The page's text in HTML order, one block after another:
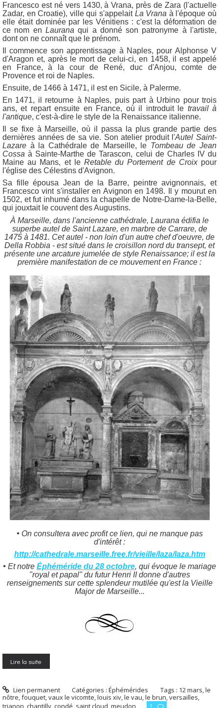
Francesco est né vers 1430, à Vrana, près de Zara (l'actuelle
Zadar, en Croatie), ville qui s'appelait La Vrana à l'époque où
elle était dominée par les Vénitiens : c'est la déformation de
ce nom en Laurana qui a donné son patronyme à l'artiste,
dont on ne connaît que le prénom.
Il commence son apprentissage à Naples, pour Alphonse V
d'Aragon et, après le mort de celui-ci, en 1458, il est appelé
en France, à la cour de René, duc d'Anjou, comte de
Provence et roi de Naples.
Ensuite, de 1466 à 1471, il est en Sicile, à Palerme.
En 1471, il retourne à Naples, puis part à Urbino pour trois
ans, et repart ensuite en France, où il introduit le travail à
l'antique, c'est-à-dire le style de la Renaissance italienne.
Il se fixe à Marseille, où il passa la plus grande partie des
dernières années de sa vie. Son atelier produit l'Autel Saint-
Lazare à la Cathédrale de Marseille, le Tombeau de Jean
Cossa à Sainte-Marthe de Tarascon, celui de Charles IV du
Maine au Mans, et le Retable du Portement de Croixpour
l'église des Célestins d'Avignon.
Sa fille épousa Jean de la Barre, peintre avignonnais, et
Francesco vint s'installer en Avignon en 1498. Il y mourut en
1502, et fut inhumé dans la chapelle de Notre-Dame-la-Belle,
qui jouxtait le couvent des Augustins.
À Marseille, dans l'ancienne cathédrale, Laurana édifia le
superbe autel de Saint Lazare, en marbre de Carrare, de
1475 à 1481. Cet autel - non loin d'un autre chef d'oeuvre, de
Della Robbia - est situé dans le croisillon nord du transept, et
présente une arcature jumelée de style Renaissance; il est la
première manifestation de ce mouvement en France :
• On consultera avec profitce lien, qui ne manque pas
d'intérêt :
http://cathedrale.marseille.free.fr/vieille/laza/laza.htm
• Et notre Éphéméride du 28 octobre, qui évoque le mariage
"royal et papal" du futur Henri II donne d'autres
renseignements sur cette splendeur mutilée qu'est la Vieille
Major de Marseille...
Lire la suite
Lien permanent Catégories :Éphémérides Tags : 12 mars,le
nôtre,fouquet,vaux le vicomte,louis xiv,le vau,le brun,versailles,
trianon chantilly condé saint cloud meudon 1